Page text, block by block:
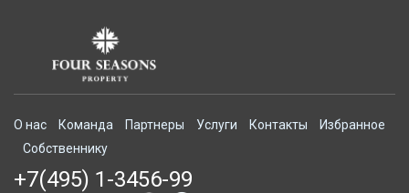
О нас Команда Партнеры Услуги Контакты
Избранное
Собственнику
+7(495) 1-3456-99